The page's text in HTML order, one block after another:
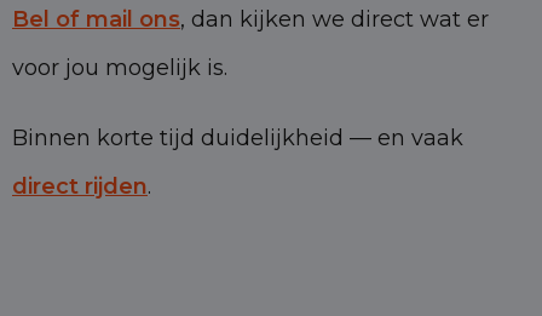
Bel of mail ons, dan kijken we direct wat er
voor jou mogelijk is.
Binnen korte tijd duidelijkheid — en vaak
direct rijden.